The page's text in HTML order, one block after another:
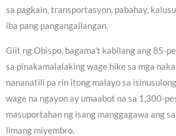
sa pagkain, transportasyon, pabahay,
iba pang pangangailangan.
Giit ng Obispo, bagama’t kabilang ang 85-
sa pinakamalalaking wage hike sa mga
nananatili pa rin itong malayo sa
wage na ngayon ay umaabot na sa 1,300-
masuportahan ng isang manggagawa ang
limang miyembro.